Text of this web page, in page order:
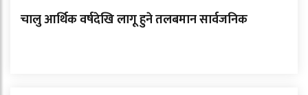
चालु आर्थिक वर्षदेखि लागू हुने तलबमान सार्वजनिक